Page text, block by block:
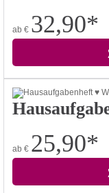
ab € 32,90*
ab € 25,90*